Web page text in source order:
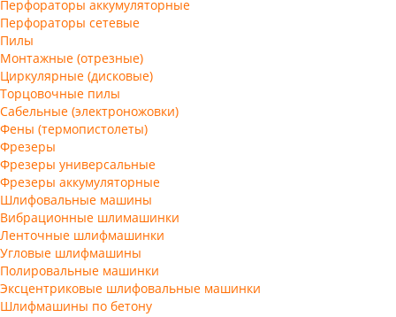
Перфораторы аккумуляторные
Перфораторы сетевые
Пилы
Монтажные (отрезные)
Циркулярные (дисковые)
Торцовочные пилы
Сабельные (электроножовки)
Фены (термопистолеты)
Фрезеры
Фрезеры универсальные
Фрезеры аккумуляторные
Шлифовальные машины
Вибрационные шлимашинки
Ленточные шлифмашинки
Угловые шлифмашины
Полировальные машинки
Эксцентриковые шлифовальные машинки
Шлифмашины по бетону